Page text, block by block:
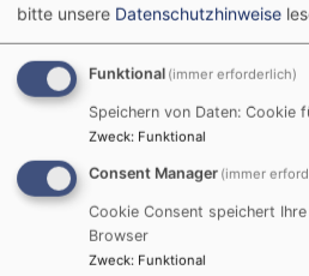
bitte unsere Datenschutzhinweise
Funktional (immer erforderlich)
Speichern von Daten: Cookie
Zweck: Funktional
Consent Manager (immer
Cookie Consent speichert
Browser
Zweck: Funktional